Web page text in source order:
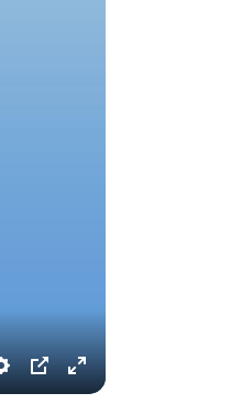
Einstellungen
Picture-Vollbildmodus